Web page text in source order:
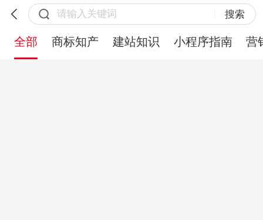
搜索
全部 商标知产 建站知识 小程序指南 营